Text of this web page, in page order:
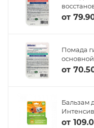
от
Помада
основной
от
Бальзам
от